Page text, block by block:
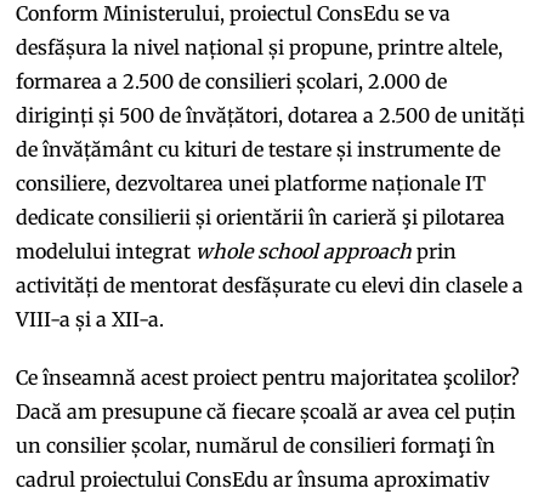
Conform Ministerului, proiectul ConsEdu se va
desfășura la nivel național și propune, printre altele,
formarea a 2.500 de consilieri școlari, 2.000 de
diriginți și 500 de învățători, dotarea a 2.500 de unități
de învățământ cu kituri de testare și instrumente de
consiliere, dezvoltarea unei platforme naționale IT
dedicate consilierii și orientării în carieră şi pilotarea
modelului integrat whole school approach prin
activități de mentorat desfășurate cu elevi din clasele a
VIII-a și a XII-a.
Ce înseamnă acest proiect pentru majoritatea şcolilor?
Dacă am presupune că fiecare școală ar avea cel puțin
un consilier școlar, numărul de consilieri formaţi în
cadrul proiectului ConsEdu ar însuma aproximativ